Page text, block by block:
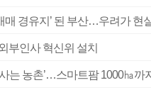
매 경유지’ 된 부산…우려가 현
부인사 혁신위 설치
는 농촌’…스마트팜 1000㏊까